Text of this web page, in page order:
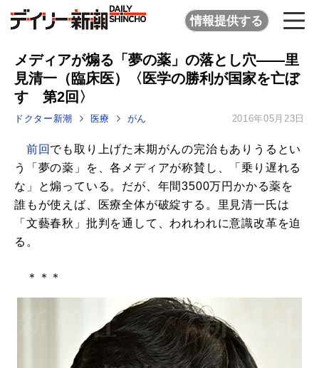
情報提供する
メディアが煽る「夢の薬」の落とし穴――里
見清一（臨床医）〈医学の勝利が国家を亡ぼ
す 第2回〉
ドクター新潮 医療 がん 2016年05月23日
前回 でも取り上げた末期がんの完治もありうるとい
う「夢の薬」を、各メディアが称賛し、「乗り遅れる
な」と煽っている。だが、年間3500万円かかる薬を
誰もが使えば、医療全体が破綻する。里見清一氏は
「文藝春秋」批判を通して、われわれに意識改革を迫
る。
＊＊＊